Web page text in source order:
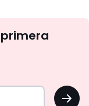
primera
OK